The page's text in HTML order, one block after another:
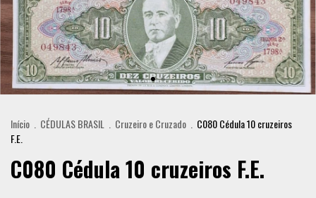
Início CÉDULAS BRASIL Cruzeiro e Cruzado
C080 Cédula 10 cruzeiros
F.E.
C080 Cédula 10 cruzeiros F.E.